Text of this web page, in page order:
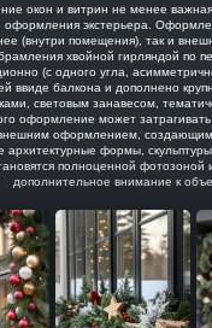
окон и витрин не менее
оформления экстерьера.
(внутри помещения), так и
хвойной гирляндой по
(с одного угла,
ввиде балкона и дополнено
световым занавесом,
оформление может
оформлением, создающим
архитектурные формы,
полноценной фотозоной
дополнительное внимание к